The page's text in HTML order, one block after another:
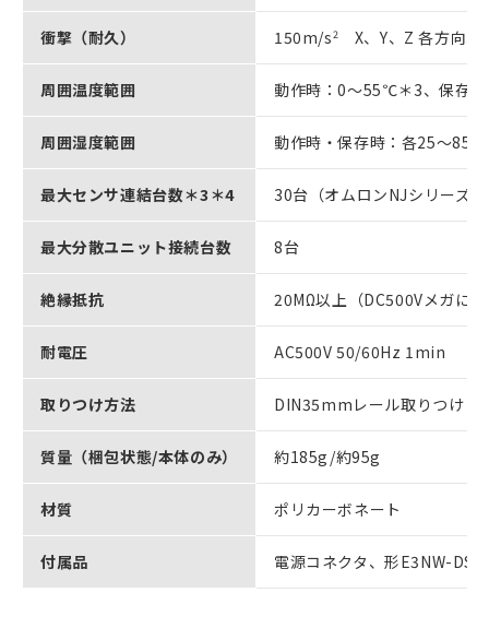
衝撃（耐久） 150m/s2 X、Y、Z 各方向3
周囲温度範囲 動作時：0～55℃＊3、保存
周囲湿度範囲 動作時・保存時：各25～
最大センサ連結台数＊3＊4 30台（オムロンNJシリーズ
最大分散ユニット接続台数 8台
絶縁抵抗 20MΩ以上（DC500Vメガに
耐電圧 AC500V 50/60Hz 1min
取りつけ方法 DIN35mmレール取りつけ
質量（梱包状態/本体のみ） 約185g/約95g
材質 ポリカーボネート
付属品 電源コネクタ、形E3NW-DS